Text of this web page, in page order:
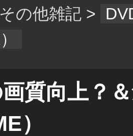
その他雑記 >
質向上？
）